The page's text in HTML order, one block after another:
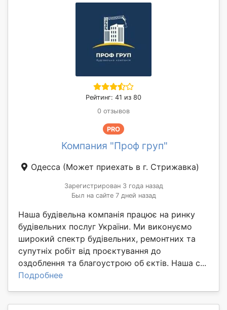
Рейтинг: 41 из 80
0 отзывов
PRO
Компания "Проф груп"
Одесса (Может приехать в г. Стрижавка)
Зарегистрирован 3 года назад
Был на сайте 7 дней назад
Наша будівельна компанія працює на ринку
будівельних послуг України. Ми виконуємо
широкий спектр будівельних, ремонтних та
супутніх робіт від проєктування до
оздоблення та благоустрою об єктів. Наша с...
Подробнее